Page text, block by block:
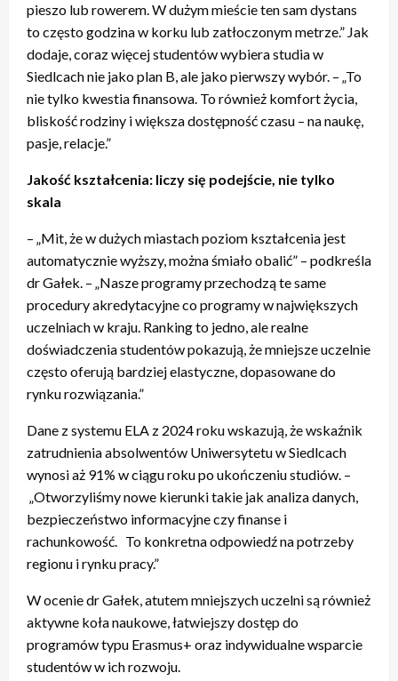
pieszo lub rowerem. W dużym mieście ten sam dystans
to często godzina w korku lub zatłoczonym metrze.” Jak
dodaje, coraz więcej studentów wybiera studia w
Siedlcach nie jako plan B, ale jako pierwszy wybór. – „To
nie tylko kwestia finansowa. To również komfort życia,
bliskość rodziny i większa dostępność czasu – na naukę,
pasje, relacje.”
Jakość kształcenia: liczy się podejście, nie tylko
skala
– „Mit, że w dużych miastach poziom kształcenia jest
automatycznie wyższy, można śmiało obalić” – podkreśla
dr Gałek. – „Nasze programy przechodzą te same
procedury akredytacyjne co programy w największych
uczelniach w kraju. Ranking to jedno, ale realne
doświadczenia studentów pokazują, że mniejsze uczelnie
często oferują bardziej elastyczne, dopasowane do
rynku rozwiązania.”
Dane z systemu ELA z 2024 roku wskazują, że wskaźnik
zatrudnienia absolwentów Uniwersytetu w Siedlcach
wynosi aż 91% w ciągu roku po ukończeniu studiów. –
„Otworzyliśmy nowe kierunki takie jak analiza danych,
bezpieczeństwo informacyjne czy finanse i
rachunkowość. To konkretna odpowiedź na potrzeby
regionu i rynku pracy.”
W ocenie dr Gałek, atutem mniejszych uczelni są również
aktywne koła naukowe, łatwiejszy dostęp do
programów typu Erasmus+ oraz indywidualne wsparcie
studentów w ich rozwoju.